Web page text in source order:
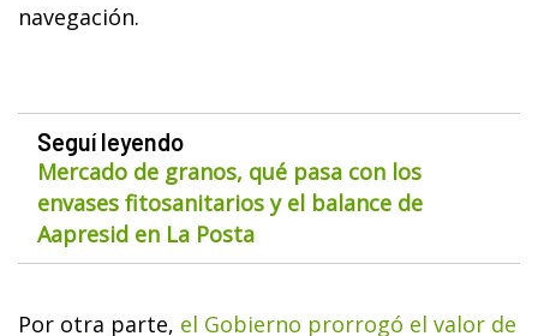
navegación.
Seguí leyendo
Mercado de granos, qué pasa con los
envases fitosanitarios y el balance de
Aapresid en La Posta
Por otra parte, el Gobierno prorrogó el valor de